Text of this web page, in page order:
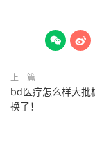
 
上一篇
bd医疗怎么样大批
换了！